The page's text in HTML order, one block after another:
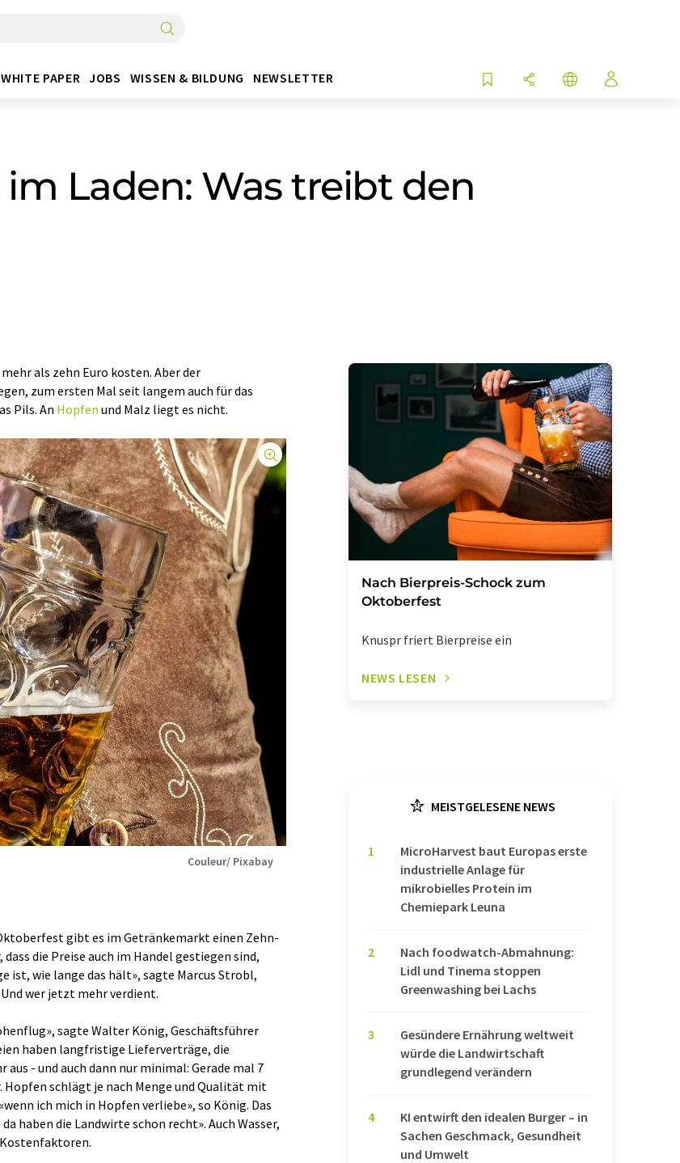
WHITE PAPER JOBS WISSEN & BILDUNG NEWSLETTER
Laden: Was treibt den
als zehn Euro kosten. Aber der
zum ersten Mal seit langem auch für das
Pils. An Hopfen und Malz liegt es nicht.
Couleur/ Pixabay
gibt es im Getränkemarkt einen Zehn-
die Preise auch im Handel gestiegen sind,
ist, wie lange das hält», sagte Marcus Strobl,
wer jetzt mehr verdient.
sagte Walter König, Geschäftsführer
haben langfristige Lieferverträge, die
- und auch dann nur minimal: Gerade mal 7
schlägt je nach Menge und Qualität mit
ich mich in Hopfen verliebe», so König. Das
haben die Landwirte schon recht». Auch Wasser,
Nach Bierpreis-Schock zum
Oktoberfest
Knuspr friert Bierpreise ein
NEWS LESEN
MEISTGELESENE NEWS
1
MicroHarvest baut Europas erste
industrielle Anlage für
mikrobielles Protein im
Chemiepark Leuna
2
Nach foodwatch-Abmahnung:
Lidl und Tinema stoppen
Greenwashing bei Lachs
3
Gesündere Ernährung weltweit
würde die Landwirtschaft
grundlegend verändern
4
KI entwirft den idealen Burger – in
Sachen Geschmack, Gesundheit
und Umwelt